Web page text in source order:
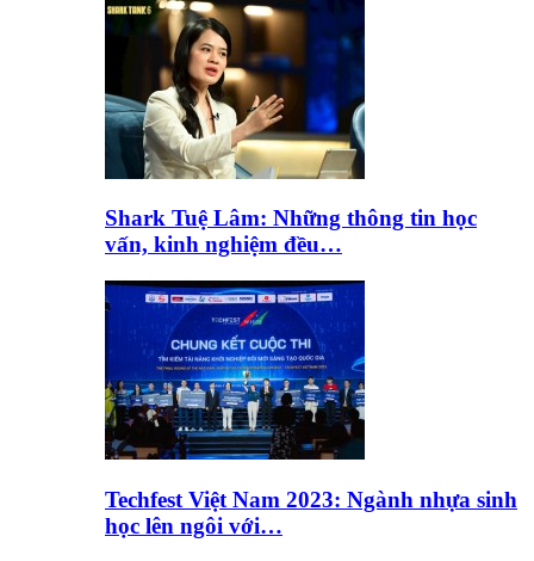
Shark Tuệ Lâm: Những thông tin học
vấn, kinh nghiệm đều…
Techfest Việt Nam 2023: Ngành nhựa sinh
học lên ngôi với…